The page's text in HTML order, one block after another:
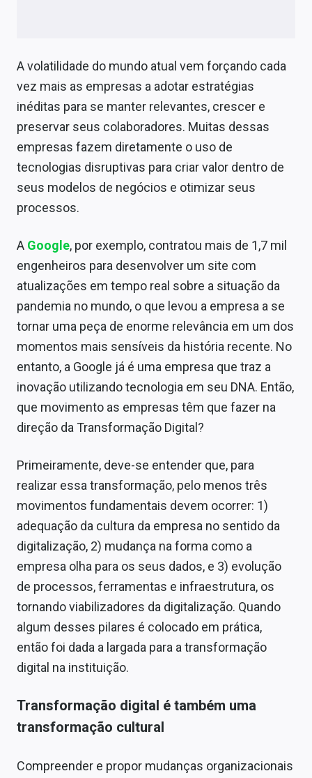
Tecnologia
Conteúdo de Marca
Expediente
Contato
A volatilidade do mundo atual vem forçando cada
vez mais as empresas a adotar estratégias
inéditas para se manter relevantes, crescer e
preservar seus colaboradores. Muitas dessas
empresas fazem diretamente o uso de
tecnologias disruptivas para criar valor dentro de
seus modelos de negócios e otimizar seus
processos.
A Google, por exemplo, contratou mais de 1,7 mil
engenheiros para desenvolver um site com
atualizações em tempo real sobre a situação da
pandemia no mundo, o que levou a empresa a se
tornar uma peça de enorme relevância em um dos
momentos mais sensíveis da história recente. No
entanto, a Google já é uma empresa que traz a
inovação utilizando tecnologia em seu DNA. Então,
que movimento as empresas têm que fazer na
direção da Transformação Digital?
Primeiramente, deve-se entender que, para
realizar essa transformação, pelo menos três
movimentos fundamentais devem ocorrer: 1)
adequação da cultura da empresa no sentido da
digitalização, 2) mudança na forma como a
empresa olha para os seus dados, e 3) evolução
de processos, ferramentas e infraestrutura, os
tornando viabilizadores da digitalização. Quando
algum desses pilares é colocado em prática,
então foi dada a largada para a transformação
digital na instituição.
Transformação digital é também uma
transformação cultural
Compreender e propor mudanças organizacionais